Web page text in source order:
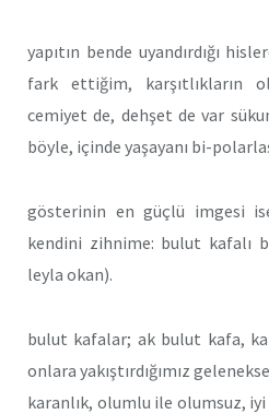
yapıtın bende uyandırdığı
fark ettiğim, karşıtlıkların
cemiyet de, dehşet de var
böyle, içinde yaşayanı bi-
gösterinin en güçlü imgesi
kendini zihnime: bulut kafalı
leyla okan).
bulut kafalar; ak bulut kafa,
onlara yakıştırdığımız
karanlık, olumlu ile olumsuz,